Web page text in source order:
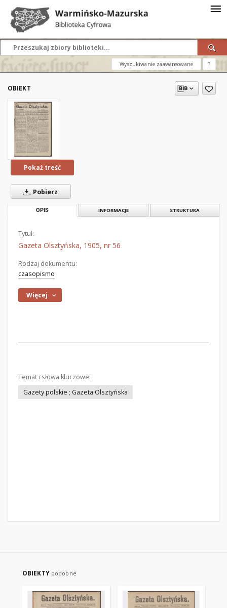
Wyszukiwanie zaawansowane ?
OBIEKT
Pokaż treść
Pobierz
OPIS INFORMACJE STRUKTURA
Tytuł:
Gazeta Olsztyńska, 1905, nr 56
Rodzaj dokumentu:
czasopismo
Więcej
Temat i słowa kluczowe:
Gazety polskie ; Gazeta Olsztyńska
OBIEKTY podobne